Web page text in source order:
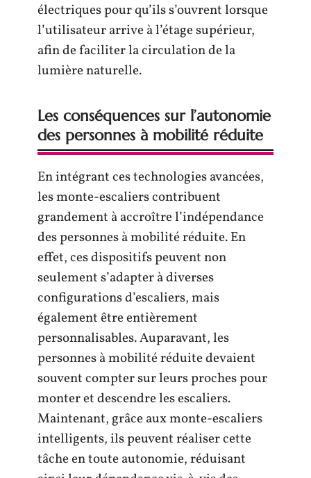
électriques pour qu’ils s’ouvrent lorsque
l’utilisateur arrive à l’étage supérieur,
afin de faciliter la circulation de la
lumière naturelle.
Les conséquences sur l’autonomie
des personnes à mobilité réduite
En intégrant ces technologies avancées,
les monte-escaliers contribuent
grandement à accroître l’indépendance
des personnes à mobilité réduite. En
effet, ces dispositifs peuvent non
seulement s’adapter à diverses
configurations d’escaliers, mais
également être entièrement
personnalisables. Auparavant, les
personnes à mobilité réduite devaient
souvent compter sur leurs proches pour
monter et descendre les escaliers.
Maintenant, grâce aux monte-escaliers
intelligents, ils peuvent réaliser cette
tâche en toute autonomie, réduisant